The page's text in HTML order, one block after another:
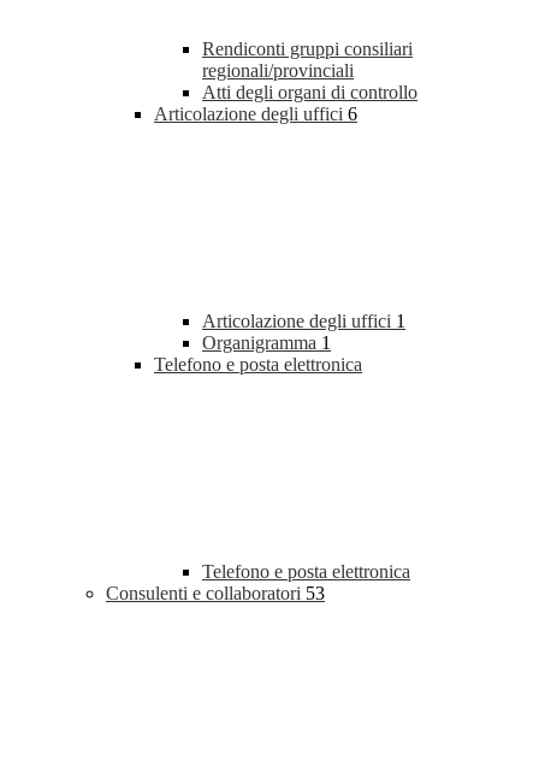
Rendiconti gruppi consiliari
regionali/provinciali
Atti degli organi di controllo
Articolazione degli uffici 6
Articolazione degli uffici 1
Organigramma 1
Telefono e posta elettronica
Telefono e posta elettronica
Consulenti e collaboratori 53